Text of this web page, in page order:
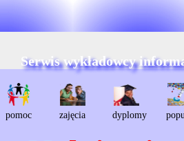
Serwis wykładowcy
pomoc zajęcia dyplomy